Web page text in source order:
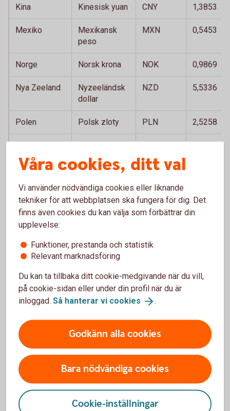
Kina Kinesisk yuan CNY 1,3853
Mexiko
Mexikansk
peso
MXN 0,5453
Norge Norsk krona NOK 0,9869
Nya Zeeland
Nyzeeländsk
dollar
NZD 5,5336
Polen Polsk zloty PLN 2,5258
Schweiz
Schweizisk
franc
CHF 11,6206
dollar
Storbritannien Brittiskt pund GBP 12,6815
rand
Thailand Thailänsk bath THB 0,2833
Tjeckien Tjeckisk krona CZK
Ungern Ungersk forint HUF 0,0297
USA
dollar
9,4044
Våra cookies, ditt val
Vi använder nödvändiga cookies eller liknande
tekniker för att webbplatsen ska fungera för dig. Det
finns även cookies du kan välja som förbättrar din
upplevelse:
Funktioner, prestanda och statistik
Relevant marknadsföring
Du kan ta tillbaka ditt cookie-medgivande när du vill,
på cookie-sidan eller under din profil när du är
inloggad. Så hanterar vi cookies .
Godkänn alla cookies
Bara nödvändiga cookies
Cookie-inställningar